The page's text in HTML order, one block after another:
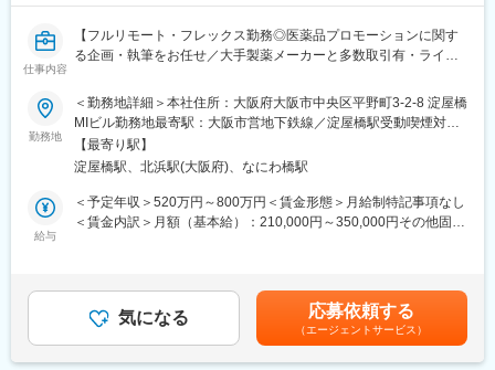
方の歯の悩みを解決したいとブランドを育ててきた結果、既に10
万人以上の患者様が笑顔になるお手伝いをしてきました。
2022年6月にマーケティングに特化した子会社である
SheepMedical Technologies株式会社を設立、また同年9月にはク
設立し、キレイライン矯正だけにとどまらず幅広い歯科の領域で
患者様を笑顔にするサービスを展開しております。
変更の範囲：会社の定める業務
仕事内容
【フルリモート・フレックス勤務◎医薬品プロモーションに関す
る企画・執筆をお任せ／大手製薬メーカーと多数取引有・ライタ
【はじめに】
本求人はメディカルライターの募集です。医薬品に関する資料
（パンフレットや冊子など）の企画～制作までをお任せします。
※薬効・薬理作用・成分解説などが書かれた製品情報などのプロモ
ーションです。
■原稿作成に必要な情報収集：
医学文献検索、お医者様や患者様へのインタビュー、座談会開
催、学会取材などから情報を収集いただきます。
勤務地
＜勤務地詳細＞本社住所：大阪府大阪市中央区平野町3-2-8 淀屋橋
MIビル勤務地最寄駅：大阪市営地下鉄線／淀屋橋駅受動喫煙対
策：屋内全面禁煙変更の範囲：会社の定める事業所（リモートワ
ーク含む）
【最寄り駅】
淀屋橋駅、北浜駅(大阪府)、なにわ橋駅
給与
＜予定年収＞520万円～800万円＜賃金形態＞月給制特記事項なし
＜賃金内訳＞月額（基本給）：210,000円～350,000円その他固定
昇給：有（年4回人事考課がありますが、原則評価が下がることは
ありません）賃金はあくまでも目安の金額であり、選考を通じて
上下する可能性があります。月給(月額)は固定手当を含めた表記で
す。
気になる 応募依頼する
（エージェントサービス）